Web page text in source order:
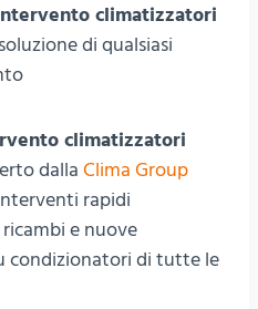
climatizzatori
di qualsiasi
climatizzatori
dalla Clima Group
rapidi
e nuove
condizionatori di tutte le